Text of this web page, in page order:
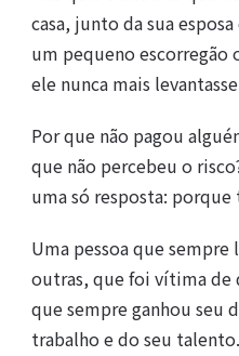
casa, junto da sua
um pequeno escorregão
ele nunca mais
Por que não pagou
que não percebeu o
uma só resposta: porque
Uma pessoa que sempre
outras, que foi vítima de
que sempre ganhou seu
trabalho e do seu talento.